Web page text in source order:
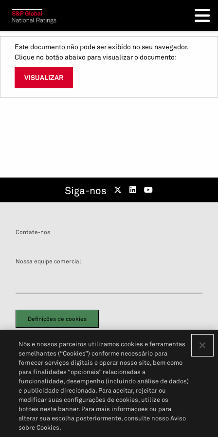
Este documento não pode ser exibido no seu navegador.
Clique no botão abaixo para visualizar o documento:
VISUALIZAR
Siga-nos
Contate-nos
Nossa equipe comercial
Definições de cookies
Política de PrivacidadePortal de privacidade do cliente (em inglês)
Não Venda Minhas Informações Pessoais© 2026 S&P Global
Nós e nossos parceiros utilizamos cookies e ferramentas
semelhantes (“Cookies”) conforme necessário para
fornecer serviços digitais e operar nosso site, bem como
para finalidades “opcionais” relacionadas a
funcionalidade, desempenho (incluindo análise de dados)
e publicidade direcionada. Para aceitar, rejeitar ou
modificar suas configurações de cookies, utilize os
botões neste banner. Para mais informações ou para
alterar sua escolha posteriormente, consulte nosso Aviso
sobre Cookies.